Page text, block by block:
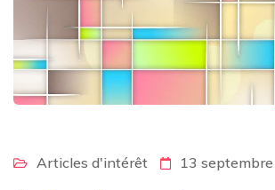
Articles d'intérêt 13